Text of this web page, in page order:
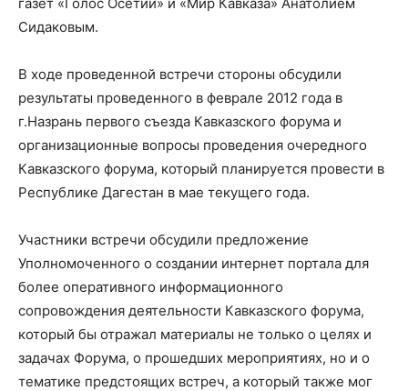
Сидаковым.
В ходе проведенной встречи стороны обсудили
результаты проведенного в феврале 2012 года в
г.Назрань первого съезда Кавказского форума и
организационные вопросы проведения очередного
Кавказского форума, который планируется провести в
Республике Дагестан в мае текущего года.
Участники встречи обсудили предложение
Уполномоченного о создании интернет портала для
более оперативного информационного
сопровождения деятельности Кавказского форума,
который бы отражал материалы не только о целях и
задачах Форума, о прошедших мероприятиях, но и о
тематике предстоящих встреч, а который также мог